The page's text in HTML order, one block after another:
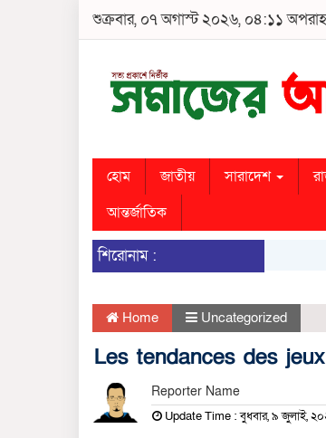
শুক্রবার, ০৭ অগাস্ট ২০২৬, ০৪:১১
হোম জাতীয় সারাদেশ
আন্তর্জাতিক
শিরোনাম :
Home Uncategorized
Les tendances des
Reporter Name
Update Time : বুধবার, ৯ জুলাই,